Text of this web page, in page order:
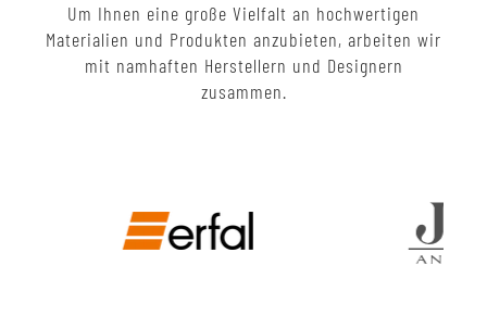
Um Ihnen eine große Vielfalt an hochwertigen
Materialien und Produkten anzubieten, arbeiten wir
mit namhaften Herstellern und Designern
zusammen.